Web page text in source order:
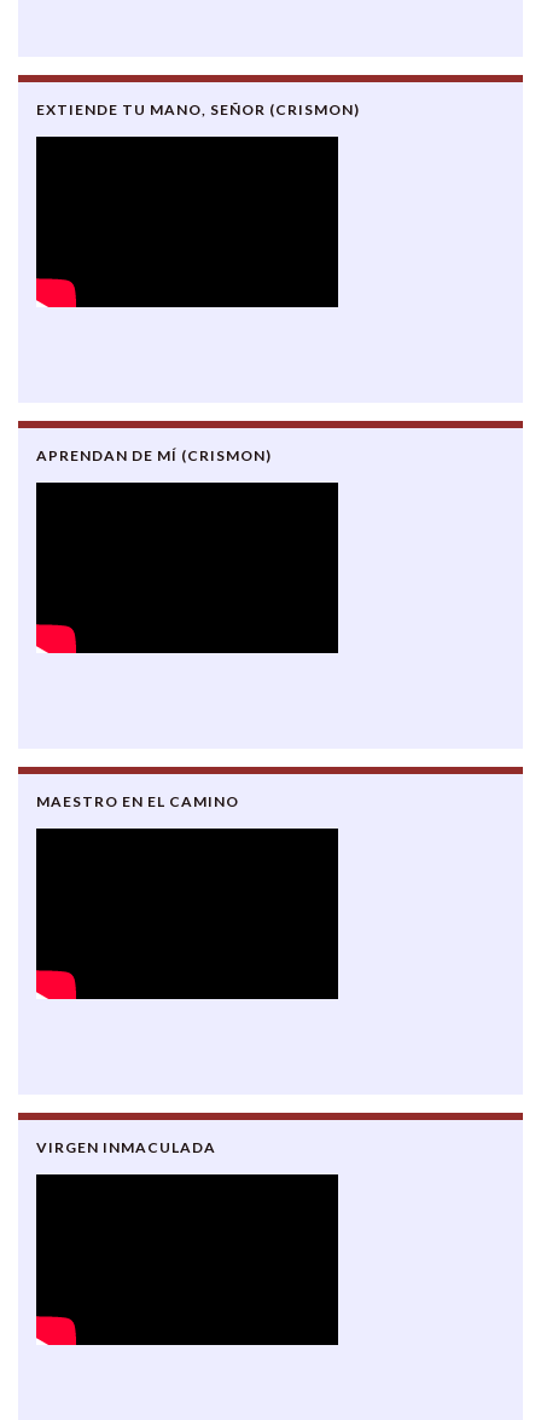
EXTIENDE TU MANO, SEÑOR (CRISMON)
APRENDAN DE MÍ (CRISMON)
MAESTRO EN EL CAMINO
VIRGEN INMACULADA